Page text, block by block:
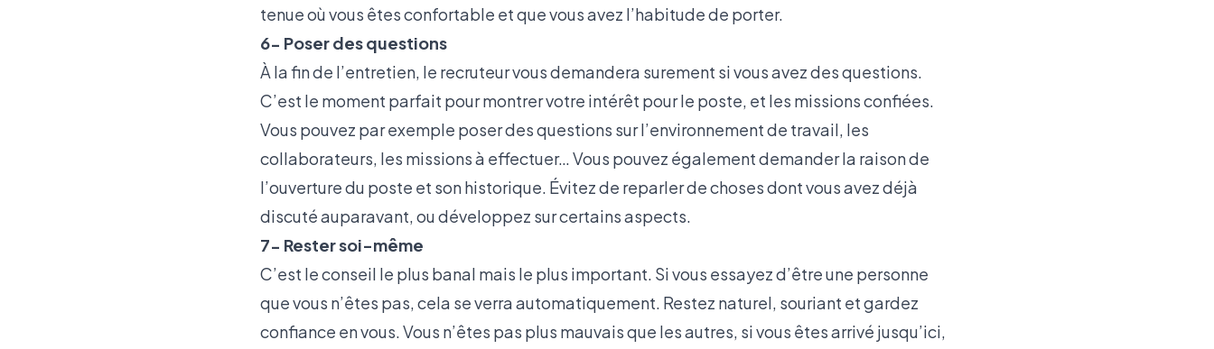
tenue où vous êtes confortable et que vous avez l’habitude de porter.
6- Poser des questions
À la fin de l’entretien, le recruteur vous demandera surement si vous avez des questions.
C’est le moment parfait pour montrer votre intérêt pour le poste, et les missions confiées.
Vous pouvez par exemple poser des questions sur l’environnement de travail, les
collaborateurs, les missions à effectuer… Vous pouvez également demander la raison de
l’ouverture du poste et son historique. Évitez de reparler de choses dont vous avez déjà
discuté auparavant, ou développez sur certains aspects.
7- Rester soi-même
C’est le conseil le plus banal mais le plus important. Si vous essayez d’être une personne
que vous n’êtes pas, cela se verra automatiquement. Restez naturel, souriant et gardez
confiance en vous. Vous n’êtes pas plus mauvais que les autres, si vous êtes arrivé jusqu’ici,